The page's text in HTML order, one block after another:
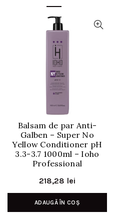
Balsam de par Anti-
Galben – Super No
Yellow Conditioner pH
3.3-3.7 1000ml – Ioho
Professional
218,28 lei
ADAUGĂ ÎN COȘ